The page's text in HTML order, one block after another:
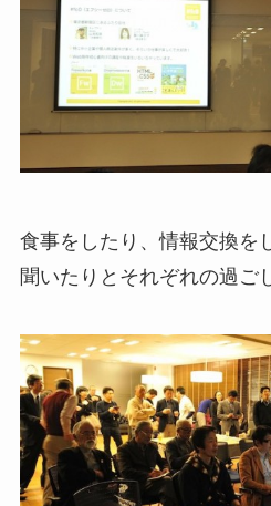
食事をしたり、情報交換を
聞いたりとそれぞれの過ご